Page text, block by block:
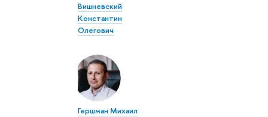
Вишневский
Константин
Олегович
Гершман Михаил